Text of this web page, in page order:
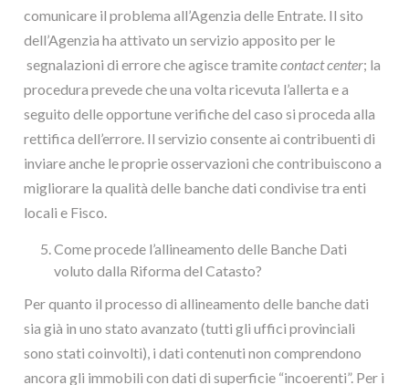
comunicare il problema all’Agenzia delle Entrate. Il sito
dell’Agenzia ha attivato un servizio apposito per le
segnalazioni di errore che agisce tramitecontact center; la
procedura prevede che una volta ricevuta l’allerta e a
seguito delle opportune verifiche del caso si proceda alla
rettifica dell’errore. Il servizio consente ai contribuenti di
inviare anche le proprie osservazioni che contribuiscono a
migliorare la qualità delle banche dati condivise tra enti
locali e Fisco.
Come procede l’allineamento delle Banche Dati
voluto dalla Riforma del Catasto?
Per quanto il processo di allineamento delle banche dati
sia già in uno stato avanzato (tutti gli uffici provinciali
sono stati coinvolti), i dati contenuti non comprendono
ancora gli immobili con dati di superficie “incoerenti”. Per i